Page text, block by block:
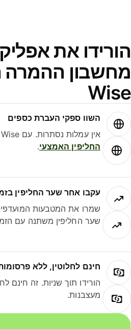
את
ההמרה
השוו ספקי העברת כספים
אין עמלות נסתרות. עם Wise תמיד תקבלו את
החליפין האמצעי.
עקבו אחר שער החליפין
שמרו את המטבעות המועדפים
שער החליפין משתנה עם הזמן.
חינם לחלוטין, ללא פרסומות
הורידו תוך שניות. זה חינם
מעצבנות.